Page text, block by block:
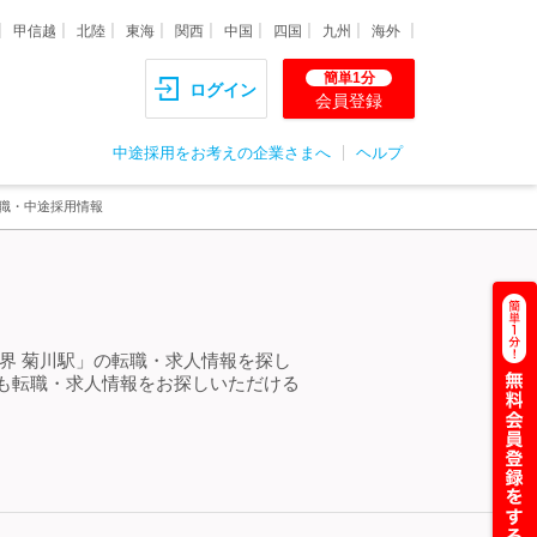
甲信越 北陸 東海 関西 中国 四国 九州 海外
ログイン
簡単1分
会員登録
中途採用をお考えの企業さまへ ヘルプ
・中途採用情報
菊川駅」の転職・求人情報を探し
転職・求人情報をお探しいただける